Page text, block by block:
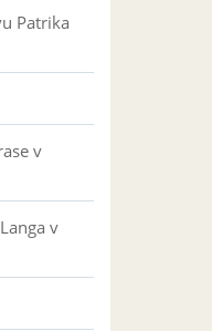
Patrika
v
v